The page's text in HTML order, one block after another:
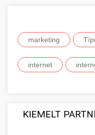
marketing
internet
KIEMELT